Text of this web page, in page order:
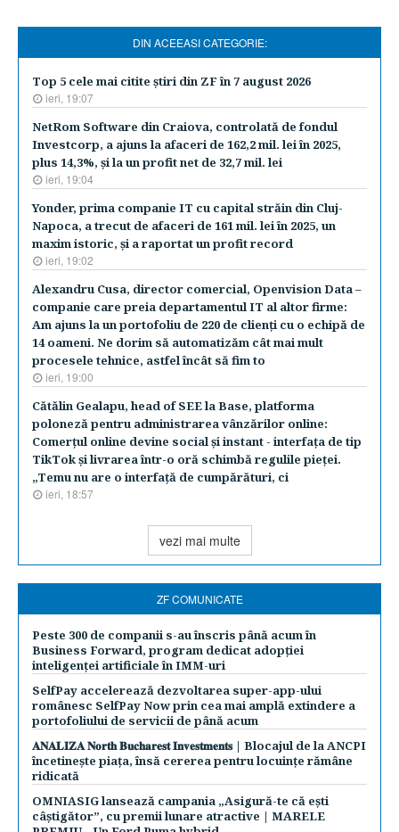
DIN ACEEASI CATEGORIE:
Top 5 cele mai citite ştiri din ZF în 7 august 2026
ieri, 19:07
NetRom Software din Craiova, controlată de fondul
Investcorp, a ajuns la afaceri de 162,2 mil. lei în 2025,
plus 14,3%, şi la un profit net de 32,7 mil. lei
ieri, 19:04
Yonder, prima companie IT cu capital străin din Cluj-
Napoca, a trecut de afaceri de 161 mil. lei în 2025, un
maxim istoric, şi a raportat un profit record
ieri, 19:02
Alexandru Cusa, director comercial, Openvision Data –
companie care preia departamentul IT al altor firme:
Am ajuns la un portofoliu de 220 de clienţi cu o echipă de
14 oameni. Ne dorim să automatizăm cât mai mult
procesele tehnice, astfel încât să fim to
ieri, 19:00
Cătălin Gealapu, head of SEE la Base, platforma
poloneză pentru administrarea vânzărilor online:
Comerţul online devine social şi instant - interfaţa de tip
TikTok şi livrarea într-o oră schimbă regulile pieţei.
„Temu nu are o interfaţă de cumpărături, ci
ieri, 18:57
vezi mai multe
ZF COMUNICATE
Peste 300 de companii s-au înscris până acum în
Business Forward, program dedicat adopției
inteligenței artificiale în IMM-uri
SelfPay accelerează dezvoltarea super-app-ului
românesc SelfPay Now prin cea mai amplă extindere a
portofoliului de servicii de până acum
𝐀𝐍𝐀𝐋𝐈𝐙𝐀 𝐍𝐨𝐫𝐭𝐡 𝐁𝐮𝐜𝐡𝐚𝐫𝐞𝐬𝐭 𝐈𝐧𝐯𝐞𝐬𝐭𝐦𝐞𝐧𝐭𝐬 | Blocajul de la ANCPI
încetinește piața, însă cererea pentru locuințe rămâne
ridicată
OMNIASIG lansează campania „Asigură-te că ești
câștigător”, cu premii lunare atractive | MARELE